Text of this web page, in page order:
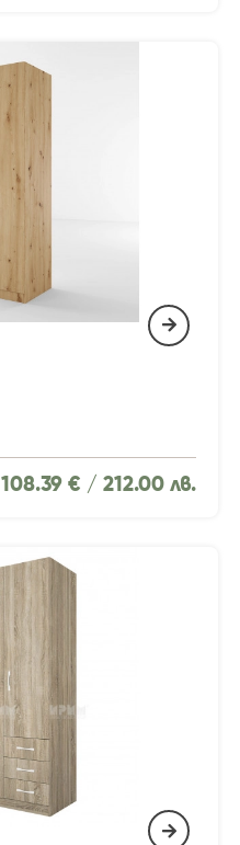
108.39 € / 212.00 лв.